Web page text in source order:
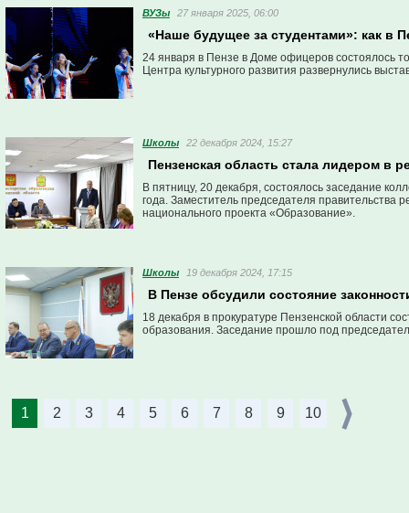
ВУЗы 27 января 2025, 06:00
«Наше будущее за студентами»: как в
24 января в Пензе в Доме офицеров состоялось
Центра культурного развития развернулись
Школы 22 декабря 2024, 15:27
Пензенская область стала лидером в
В пятницу, 20 декабря, состоялось заседание
года. Заместитель председателя правительства
национального проекта «Образование».
Школы 19 декабря 2024, 17:15
В Пензе обсудили состояние
18 декабря в прокуратуре Пензенской области
образования. Заседание прошло под
1 2 3 4 5 6 7 8 9 10